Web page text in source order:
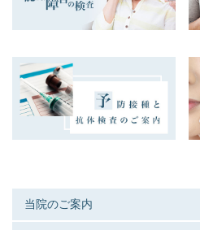
当院のご案内